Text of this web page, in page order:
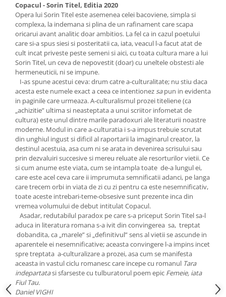
Copacul - Sorin Titel, Editia 2020
Opera lui Sorin Titel este asemenea celei bacoviene, simpla si
complexa, la indemana si plina de un rafinament care scapa
oricarui avant analitic doar ambitios. La fel ca in cazul poetului
care si-a spus siesi si posteritatii ca, iata, veacul l-a facut atat de
cult incat priveste peste semeni si aici, cu toata cultura mare a lui
Sorin Titel, un ceva de nepovestit (doar) cu uneltele obstesti ale
hermeneuticii, ni se impune.
I-as spune acestui ceva: drum catre a-culturalitate; nu stiu daca
acesta este numele exact a ceea ce intentionez sapun in evidenta
in paginile care urmeaza. A-culturalismul prozei titeliene (ca
„achizitie” ultima si neasteptata a unui scriitor infometat de
cultura) este unul dintre marile paradoxuri ale literaturii noastre
moderne. Modul in care a-culturatia i s-a impus trebuie scrutat
din unghiul ingust si dificil al raportarii la imaginarul creator, la
destinul acestuia, asa cum ni se arata in devenirea scrisului sau
prin dezvaluiri succesive si mereu reluate ale resorturilor vietii. Ce
si cum anume este viata, cum se intampla toate de-a lungul ei,
care este acel ceva care ii imprumuta semnificatii adanci, pe langa
care trecem orbi in viata de zi cu zi pentru ca este nesemnificativ,
toate aceste intrebari-teme-obsesive sunt prezente inca din
vremea volumului de debut intitulat Copacul.
Asadar, redutabilul paradox pe care s-a priceput Sorin Titel sa-l
aduca in literatura romana s-a ivit din convingerea sa, treptat
dobandita, ca „marele” si „definitivul” sens al vietii se ascunde in
aparentele ei nesemnificative; aceasta convingere l-a impins incet
spre treptata a-culturalizare a prozei, asa cum se manifesta
aceasta in vastul ciclu romanesc care incepe cu romanul Tara
indepartatasi sfarseste cu tulburatorul poem epic Femeie, iata
Fiul Tau.
Daniel VIGHI